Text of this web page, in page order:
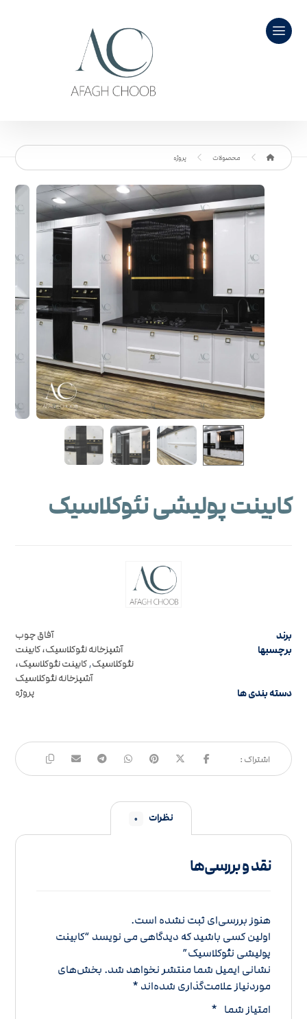
محصولات پروژه
کابینت پولیشی نئوکلاسیک
برند آفاق چوب
برچسبها
آشپزخانه نئوکلاسیک، کابینت
نئوکلاسیک,کابینت نئوکلاسیک،
آشپزخانه نئوکلاسیک
دسته بندی ها پروژه
نظرات ۰
نقد و بررسی‌ها
هنوز بررسی‌ای ثبت نشده است.
اولین کسی باشید که دیدگاهی می نویسد “کابینت
پولیشی نئوکلاسیک”
نشانی ایمیل شما منتشر نخواهد شد. بخش‌های
موردنیاز علامت‌گذاری شده‌اند *
امتیاز شما *